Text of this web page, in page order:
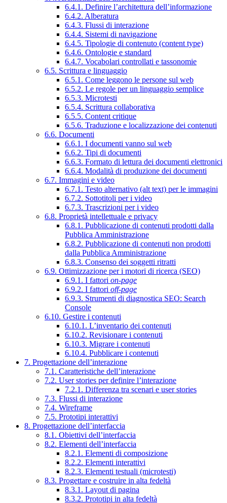
6.4.1. Definire l’architettura dell’informazione
6.4.2. Alberatura
6.4.3. Flussi di interazione
6.4.4. Sistemi di navigazione
6.4.5. Tipologie di contenuto (content type)
6.4.6. Ontologie e standard
6.4.7. Vocabolari controllati e tassonomie
6.5. Scrittura e linguaggio
6.5.1. Come leggono le persone sul web
6.5.2. Le regole per un linguaggio semplice
6.5.3. Microtesti
6.5.4. Scrittura collaborativa
6.5.5. Content critique
6.5.6. Traduzione e localizzazione dei contenuti
6.6. Documenti
6.6.1. I documenti vanno sul web
6.6.2. Tipi di documenti
6.6.3. Formato di lettura dei documenti elettronici
6.6.4. Modalità di produzione dei documenti
6.7. Immagini e video
6.7.1. Testo alternativo (alt text) per le immagini
6.7.2. Sottotitoli per i video
6.7.3. Trascrizioni per i video
6.8. Proprietà intellettuale e privacy
6.8.1. Pubblicazione di contenuti prodotti dalla
Pubblica Amministrazione
6.8.2. Pubblicazione di contenuti non prodotti
dalla Pubblica Amministrazione
6.8.3. Consenso dei soggetti ritratti
6.9. Ottimizzazione per i motori di ricerca (SEO)
6.9.1. I fattori on-page
6.9.2. I fattori off-page
6.9.3. Strumenti di diagnostica SEO: Search
Console
6.10. Gestire i contenuti
6.10.1. L’inventario dei contenuti
6.10.2. Revisionare i contenuti
6.10.3. Migrare i contenuti
6.10.4. Pubblicare i contenuti
7. Progettazione dell’interazione
7.1. Caratteristiche dell’interazione
7.2. User stories per definire l’interazione
7.2.1. Differenza tra scenari e user stories
7.3. Flussi di interazione
7.4. Wireframe
7.5. Prototipi interattivi
8. Progettazione dell’interfaccia
8.1. Obiettivi dell’interfaccia
8.2. Elementi dell’interfaccia
8.2.1. Elementi di composizione
8.2.2. Elementi interattivi
8.2.3. Elementi testuali (microtesti)
8.3. Progettare e costruire in alta fedeltà
8.3.1. Layout di pagina
8.3.2. Prototipi in alta fedeltà